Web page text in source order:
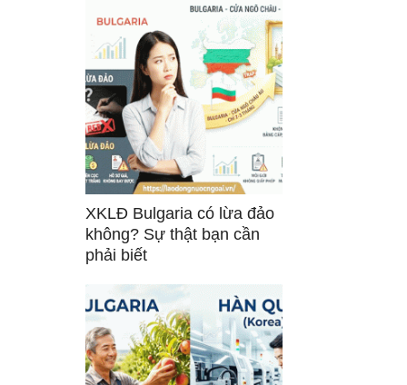
XKLĐ Bulgaria có lừa đảo
không? Sự thật bạn cần
phải biết